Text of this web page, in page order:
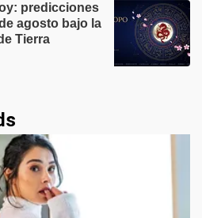
predicciones
agosto bajo la
Tierra